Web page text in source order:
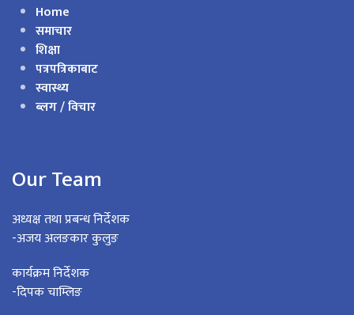
Home
समाचार
शिक्षा
पत्रपत्रिकाबाट
स्वास्थ्य
ब्लग / विचार
Our Team
अध्यक्ष तथा प्रबन्ध निर्देशक
-अजय अलङकार कुलुङ
कार्यक्रम निर्देशक
-दिपक चाम्लिङ